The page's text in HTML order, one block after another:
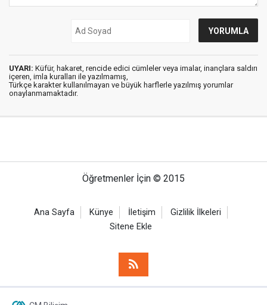
UYARI: Küfür, hakaret, rencide edici cümleler veya imalar, inançlara saldırı
içeren, imla kuralları ile yazılmamış,
Türkçe karakter kullanılmayan ve büyük harflerle yazılmış yorumlar
onaylanmamaktadır.
Öğretmenler İçin © 2015
Ana Sayfa Künye İletişim
Gizlilik İlkeleri
Sitene Ekle